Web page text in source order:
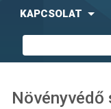
KAPCSOLAT